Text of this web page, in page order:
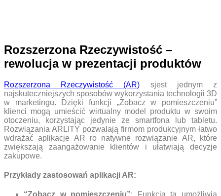
Rozszerzona Rzeczywistość –
rewolucja w prezentacji produktów
Rozszerzona Rzeczywistość (AR) sjest jednym z
najskuteczniejszych sposobów wykorzystania technologii 3D
w marketingu. Dzięki funkcji „Zobacz w pomieszczeniu”
klienci mogą umieścić wirtualny model produktu w swoim
otoczeniu, korzystając jedynie ze smartfona lub tabletu.
Rozwiązania ARLITY pozwalają firmom produkcyjnym łatwo
wdrażać aplikacje AR ro natywne rozwiązanie AR, które
zwiększają zaangażowanie klientów i ułatwiają decyzje
zakupowe.
Przykłady zastosowań aplikacji AR: